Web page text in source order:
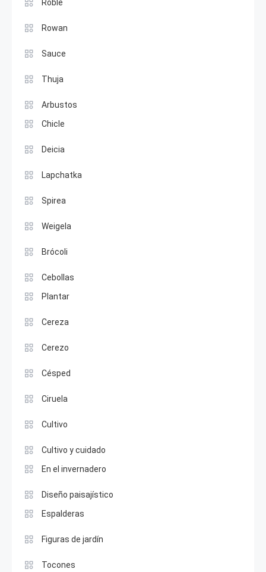
Roble
Rowan
Sauce
Thuja
Arbustos
Chicle
Deicia
Lapchatka
Spirea
Weigela
Brócoli
Cebollas
Plantar
Cereza
Cerezo
Césped
Ciruela
Cultivo
Cultivo y cuidado
En el invernadero
Diseño paisajístico
Espalderas
Figuras de jardín
Tocones